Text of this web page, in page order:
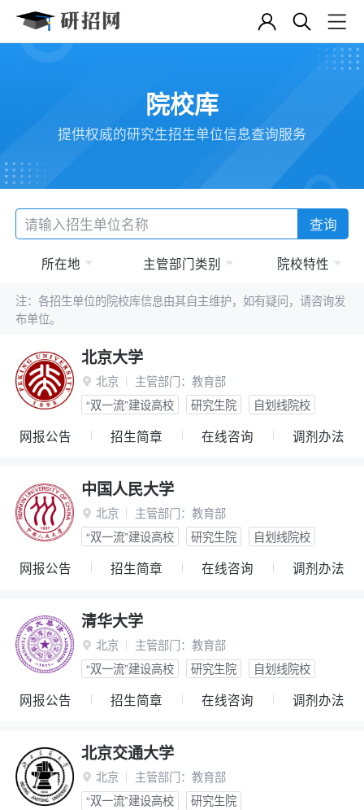
院校库
提供权威的研究生招生单位信息查询服务
查询
所在地 主管部门类别 院校特性
注：各招生单位的院校库信息由其自主维护，如有疑问，请咨询发
布单位。
北京大学
 北京 主管部门： 教育部
“双一流”建设高校
研究生院 自划线院校
网报公告 招生简章 在线咨询 调剂办法
中国人民大学
 北京 主管部门： 教育部
“双一流”建设高校
研究生院 自划线院校
网报公告 招生简章 在线咨询 调剂办法
清华大学
 北京 主管部门： 教育部
“双一流”建设高校
研究生院 自划线院校
网报公告 招生简章 在线咨询 调剂办法
北京交通大学
 北京 主管部门： 教育部
“双一流”建设高校
研究生院